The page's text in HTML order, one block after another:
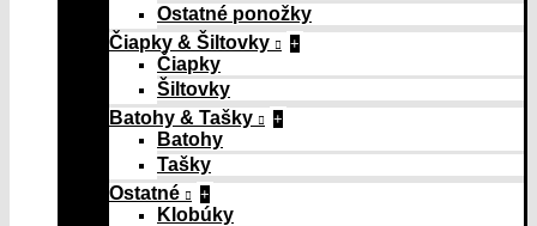
Ostatné ponožky
Čiapky & Šiltovky
+
Čiapky
Šiltovky
Batohy & Tašky
+
Batohy
Tašky
Ostatné
+
Klobúky